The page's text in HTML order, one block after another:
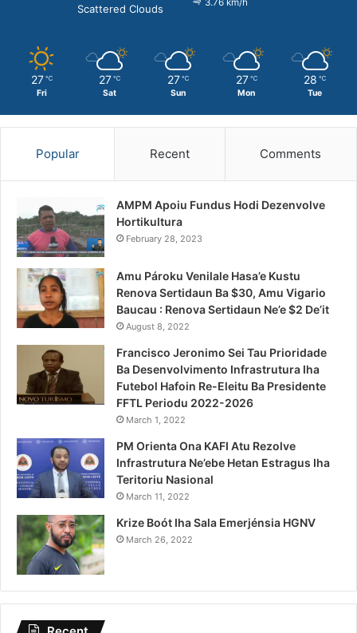
Scattered Clouds
27 ℃
Fri
27 ℃
Sat
27 ℃
Sun
27 ℃
Mon
28 ℃
Tue
Popular Recent Comments
AMPM Apoiu Fundus Hodi Dezenvolve
Hortikultura
February 28, 2023
Amu Pároku Venilale Hasa’e Kustu
Renova Sertidaun Ba $30, Amu Vigario
Baucau : Renova Sertidaun Ne’e $2 De’it
August 8, 2022
Francisco Jeronimo Sei Tau Prioridade
Ba Desenvolvimento Infrastrutura Iha
Futebol Hafoin Re-Eleitu Ba Presidente
FFTL Periodu 2022-2026
March 1, 2022
PM Orienta Ona KAFI Atu Rezolve
Infrastrutura Ne’ebe Hetan Estragus Iha
Teritoriu Nasional
March 11, 2022
Krize Boót Iha Sala Emerjénsia HGNV
March 26, 2022